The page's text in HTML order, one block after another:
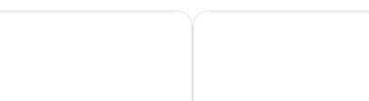
and Spa Ukulhas MaldivesRas Rana Lodge